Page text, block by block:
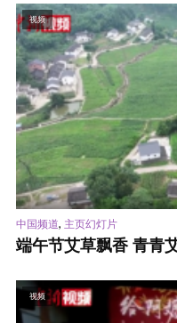
视频
中国频道, 主页幻灯片
端午节艾草飘香 青青
视频